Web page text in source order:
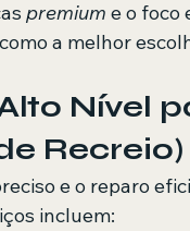
premium e o foco
a melhor
Nível
Recreio)
e o reparo
incluem: